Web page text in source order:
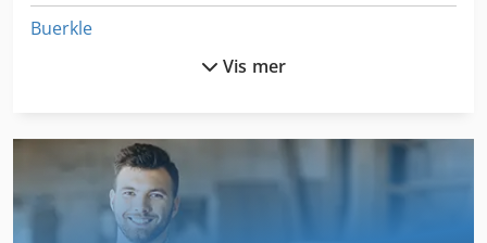
Buerkle
Ewd
Vis mer